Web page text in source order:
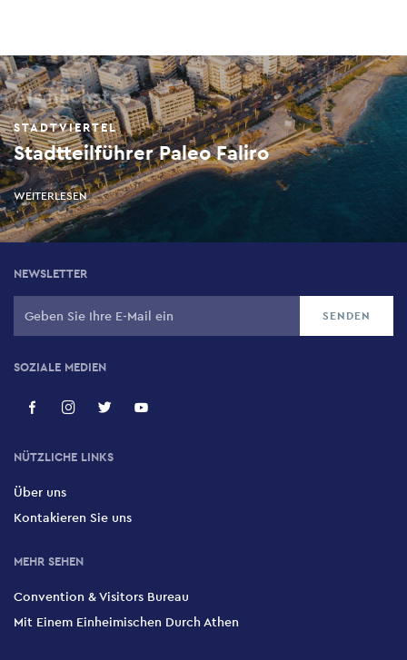
Als nächstes
STADTVIERTEL
Stadtteilführer Paleo Faliro
WEITERLESEN
NEWSLETTER
SOZIALE MEDIEN
NÜTZLICHE LINKS
Über uns
Kontakieren Sie uns
MEHR SEHEN
Convention & Visitors Bureau
Mit Einem Einheimischen Durch Athen